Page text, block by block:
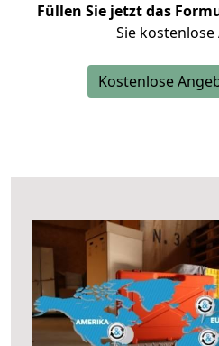
Füllen Sie jetzt das
Sie
Kostenlose